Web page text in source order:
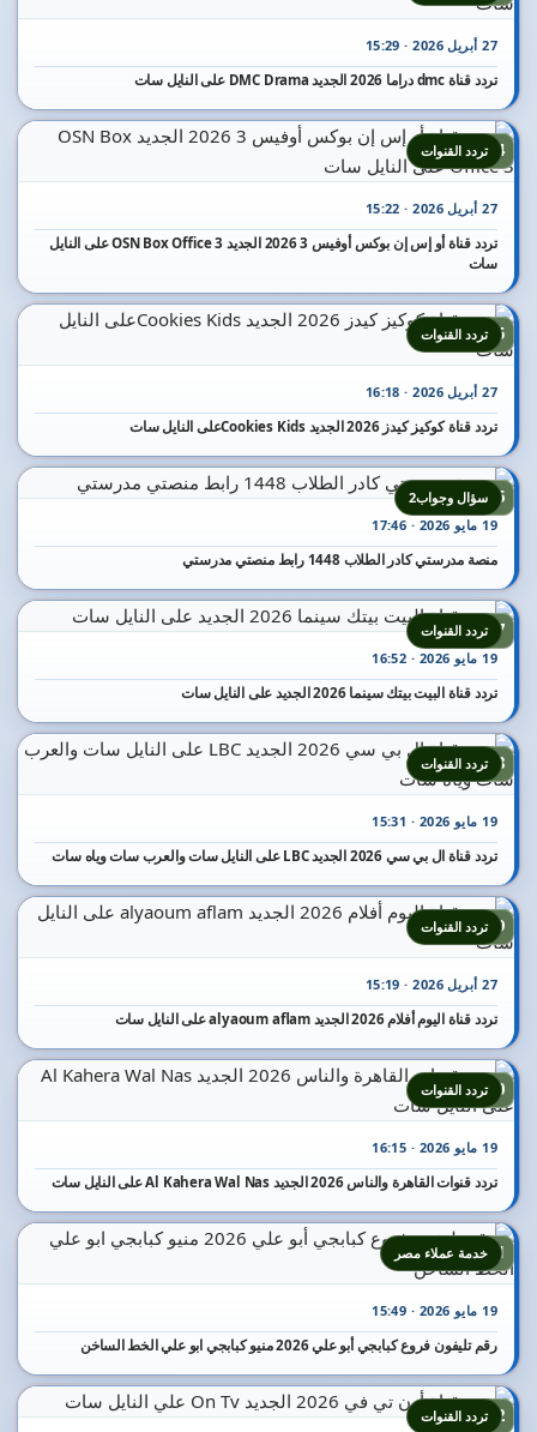
27 أبريل 2026 · 15:29
تردد قناة dmc دراما 2026 الجديد DMC Drama على النايل سات
14
27 أبريل 2026 · 15:22
تردد قناة أو إس إن بوكس أوفيس 3 2026 الجديد OSN Box Office 3 على النايل
سات
تردد القنوات
15
27 أبريل 2026 · 16:18
تردد قناة كوكيز كيدز 2026 الجديد Cookies Kidsعلى النايل سات
تردد القنوات
16
19 مايو 2026 · 17:46
منصة مدرستي كادر الطلاب 1448 رابط منصتي مدرستي
سؤال وجواب2
17
19 مايو 2026 · 16:52
تردد قناة البيت بيتك سينما 2026 الجديد على النايل سات
تردد القنوات
18
19 مايو 2026 · 15:31
تردد قناة ال بي سي 2026 الجديد LBC على النايل سات والعرب سات وياه سات
تردد القنوات
19
27 أبريل 2026 · 15:19
تردد قناة اليوم أفلام 2026 الجديد alyaoum aflam على النايل سات
تردد القنوات
20
19 مايو 2026 · 16:15
تردد قنوات القاهرة والناس 2026 الجديد Al Kahera Wal Nas على النايل سات
تردد القنوات
21
19 مايو 2026 · 15:49
رقم تليفون فروع كبابجي أبو علي 2026 منيو كبابجي ابو علي الخط الساخن
خدمة عملاء مصر
22تردد القنوات